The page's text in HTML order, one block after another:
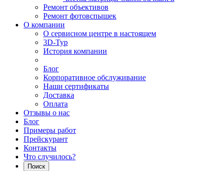
Ремонт объективов
Ремонт фотовспышек
О компании
О сервисном центре в настоящем
3D-Тур
История компании
Блог
Корпоративное обслуживание
Наши сертификаты
Доставка
Оплата
Отзывы о нас
Блог
Примеры работ
Прейскурант
Контакты
Что случилось?
Поиск